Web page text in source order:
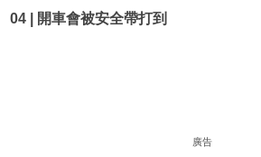
04 | 開車會被安全帶打到
廣告